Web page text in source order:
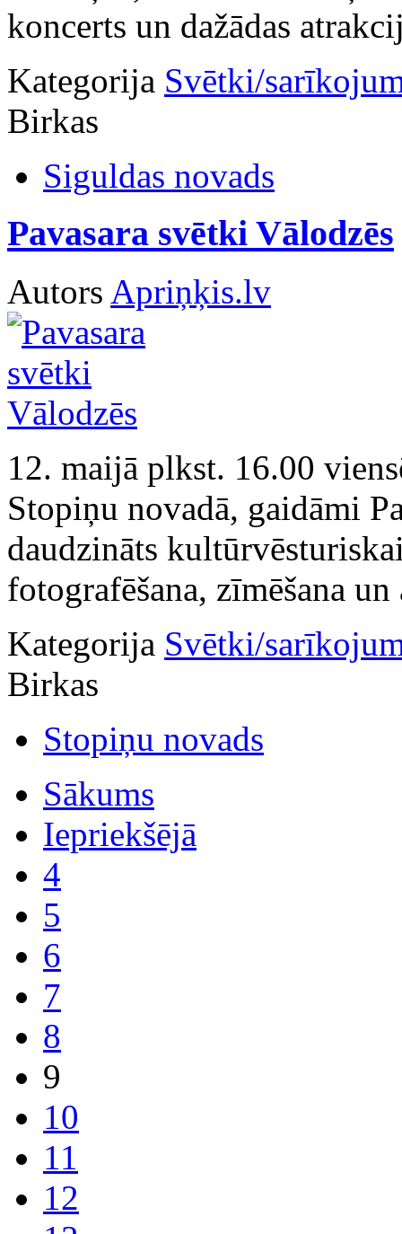
koncerts un dažādas
Kategorija Svētki/
Birkas
Siguldas novads
Pavasara svētki Vālodzēs
Autors Apriņķis.lv
12. maijā plkst. 16.00
Stopiņu novadā, gaidāmi
daudzināts
fotografēšana, zīmēšana
Kategorija Svētki/
Birkas
Stopiņu novads
Sākums
Iepriekšējā
4
5
6
7
8
9
10
11
12